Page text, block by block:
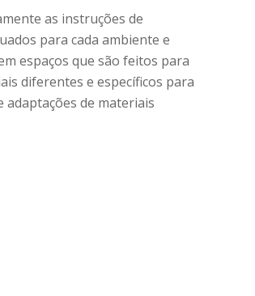
as instruções de
para cada ambiente e
espaços que são feitos para
diferentes e específicos para
de materiais